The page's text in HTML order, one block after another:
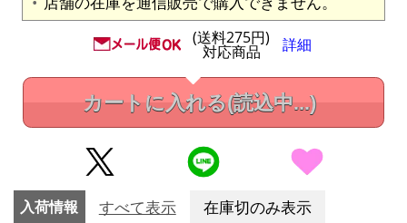
(送料275円)
対応商品 詳細
カートに入れる(読込中...)
入荷情報 すべて表示 在庫切のみ表示